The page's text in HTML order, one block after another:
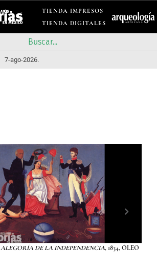
TIENDA IMPRESOS
TIENDA DIGITALES
7-ago-2026.
ALEGORÍA DE LA INDEPENDENCIA, 1834, ÓLEO